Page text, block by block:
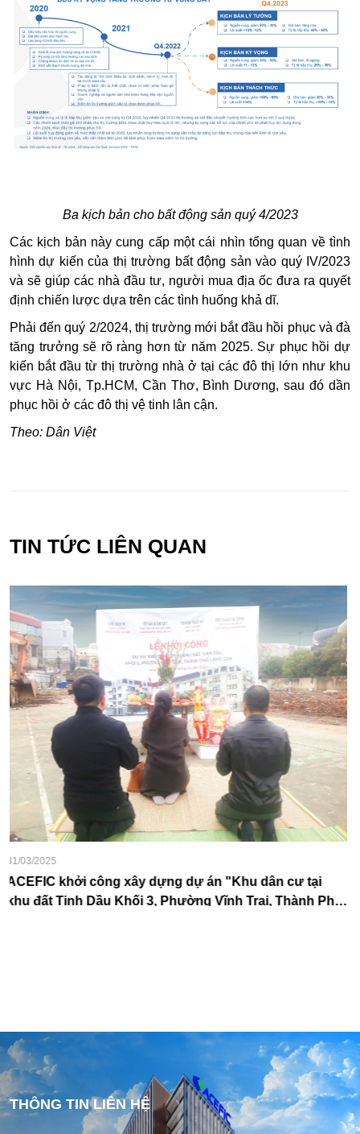
Ba kịch bản cho bất động sản quý 4/2023
Các kịch bản này cung cấp một cái nhìn tổng quan về tình
hình dự kiến của thị trường bất động sản vào quý IV/2023
và sẽ giúp các nhà đầu tư, người mua địa ốc đưa ra quyết
định chiến lược dựa trên các tình huống khả dĩ.
Phải đến quý 2/2024, thị trường mới bắt đầu hồi phục và đà
tăng trưởng sẽ rõ ràng hơn từ năm 2025. Sự phục hồi dự
kiến bắt đầu từ thị trường nhà ở tại các đô thị lớn như khu
vực Hà Nội, Tp.HCM, Cần Thơ, Bình Dương, sau đó dần
phục hồi ở các đô thị vệ tinh lân cận.
Theo: Dân Việt
TIN TỨC LIÊN QUAN
10/03/2025
ACEFIC HOÀN THÀNH CẤT NÓC DỰ ÁN FPT
TRƯỚC TIẾN ĐỘ – KHẲNG ĐỊNH UY TÍN TỔNG
THÔNG TIN LIÊN HỆ